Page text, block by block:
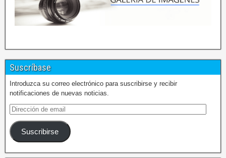
Suscríbase
Introduzca su correo electrónico para suscribirse y recibir
notificaciones de nuevas noticias.
Suscribirse